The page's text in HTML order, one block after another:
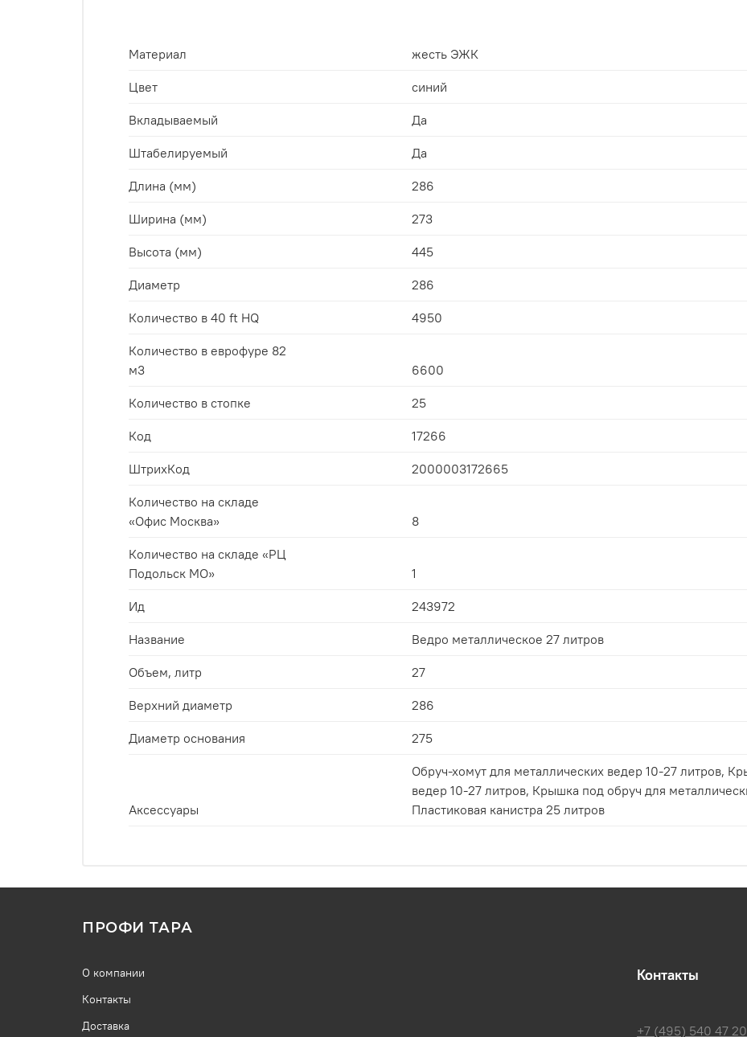
Материал жесть ЭЖК
Цвет синий
Вкладываемый Да
Штабелируемый Да
Длина (мм) 286
Ширина (мм) 273
Высота (мм) 445
Диаметр 286
Количество в 40 ft HQ 4950
Количество в еврофуре 82
м3
6600
Количество в стопке 25
Код 17266
ШтрихКод 2000003172665
Количество на складе
«Офис Москва»
8
Количество на складе «РЦ
Подольск МО»
1
Ид 243972
Название Ведро металлическое 27 литров
Объем, литр 27
Верхний диаметр 286
Диаметр основания 275
Аксессуары
Обруч-хомут для металлических ведер 10-27 литров, Крышка-корона, для металлических
ведер 10-27 литров, Крышка под обруч для металлических ведер 10-27 литров,
Пластиковая канистра 25 литров
ПРОФИ ТАРА
О компании
Контакты
Доставка
Контакты
+7 (495) 540 47 20